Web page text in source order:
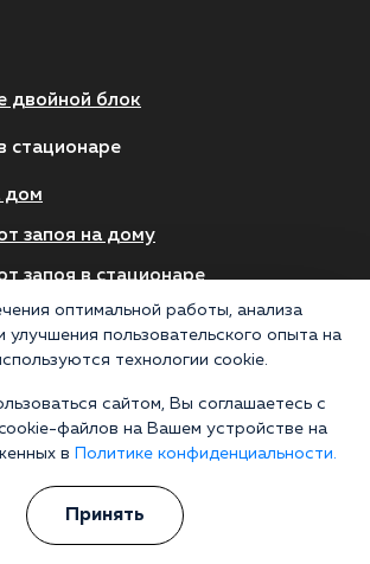
двойной блок
стационаре
дом
запоя на дому
запоя в стационаре
похмелья
в стационаре
оптимальной работы, анализа
улучшения пользовательского опыта на
технологии cookie.
сайтом, Вы соглашаетесь с
файлов на Вашем устройстве на
в
Политике конфиденциальности.
Принять